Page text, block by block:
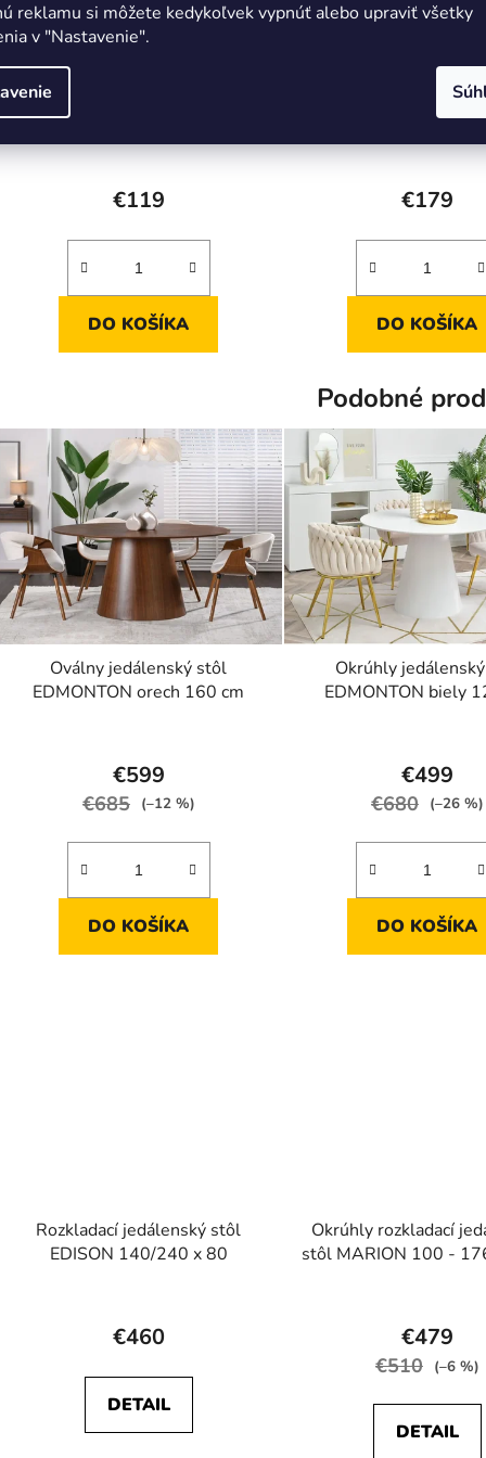
reklamu si môžete kedykoľvek vypnúť alebo upraviť všetky
v "Nastavenie".
Dizajnová jedálenská stolička
RIA béžová zlaté nohy
€119
DO KOŠÍKA
Moderná jedálenská
KAI ekokoža krémová
nohy
€179
DO KOŠÍKA
Podobné
Oválny jedálenský stôl
EDMONTON orech 160 cm
hodnotenie
produktu
4,5
z
hviezdičiek.
€599
€685 (–12 %)
DO KOŠÍKA
Okrúhly
EDMONTON biely
€499
€680 (–26 %)
DO KOŠÍKA
Rozkladací jedálenský stôl
EDISON 140/240 x 80
hodnotenie
je
5,0
€460
DETAIL
Okrúhly rozkladací
stôl MARION 100 -
z
€479
€510 (–6 %)
DETAIL